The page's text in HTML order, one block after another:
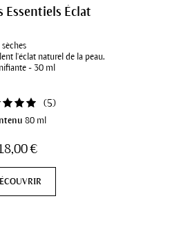
Essentiels Éclat
l’éclat naturel de la peau.
- 30 ml
(5)
80 ml
€